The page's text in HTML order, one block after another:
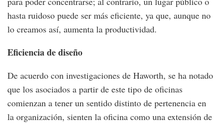
hasta ruidoso puede ser más eficiente, ya que, aunque no
lo creamos así, aumenta la productividad.
Eficiencia de diseño
De acuerdo con investigaciones de Haworth, se ha notado
que los asociados a partir de este tipo de oficinas
comienzan a tener un sentido distinto de pertenencia en
la organización, sienten la oficina como una extensión de